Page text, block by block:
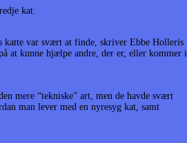
kat.
katte var svært at finde, skriver Ebbe Holleris
at kunne hjælpe andre, der er, eller kommer i
mere “tekniske” art, men de havde svært
man lever med en nyresyg kat, samt